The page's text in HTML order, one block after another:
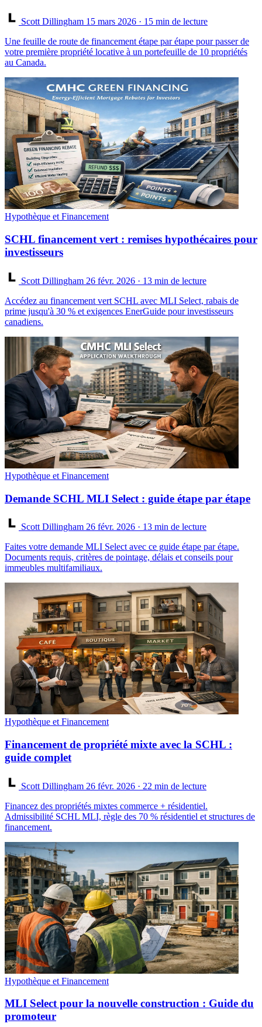
Scott Dillingham 15 mars 2026 · 15 min de lecture
Une feuille de route de financement étape par étape pour passer de
votre première propriété locative à un portefeuille de 10 propriétés
au Canada.
Hypothèque et Financement
SCHL financement vert : remises hypothécaires pour
investisseurs
Scott Dillingham 26 févr. 2026 · 13 min de lecture
Accédez au financement vert SCHL avec MLI Select, rabais de
prime jusqu'à 30 % et exigences EnerGuide pour investisseurs
canadiens.
Hypothèque et Financement
Demande SCHL MLI Select : guide étape par étape
Scott Dillingham 26 févr. 2026 · 13 min de lecture
Faites votre demande MLI Select avec ce guide étape par étape.
Documents requis, critères de pointage, délais et conseils pour
immeubles multifamiliaux.
Hypothèque et Financement
Financement de propriété mixte avec la SCHL :
guide complet
Scott Dillingham 26 févr. 2026 · 22 min de lecture
Financez des propriétés mixtes commerce + résidentiel.
Admissibilité SCHL MLI, règle des 70 % résidentiel et structures de
financement.
Hypothèque et Financement
MLI Select pour la nouvelle construction : Guide du
promoteur